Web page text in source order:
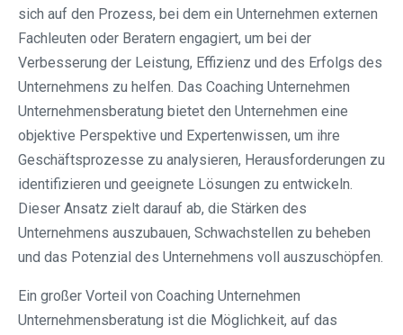
sich auf den Prozess, bei dem ein Unternehmen externen
Fachleuten oder Beratern engagiert, um bei der
Verbesserung der Leistung, Effizienz und des Erfolgs des
Unternehmens zu helfen. Das Coaching Unternehmen
Unternehmensberatung bietet den Unternehmen eine
objektive Perspektive und Expertenwissen, um ihre
Geschäftsprozesse zu analysieren, Herausforderungen zu
identifizieren und geeignete Lösungen zu entwickeln.
Dieser Ansatz zielt darauf ab, die Stärken des
Unternehmens auszubauen, Schwachstellen zu beheben
und das Potenzial des Unternehmens voll auszuschöpfen.
Ein großer Vorteil von Coaching Unternehmen
Unternehmensberatung ist die Möglichkeit, auf das